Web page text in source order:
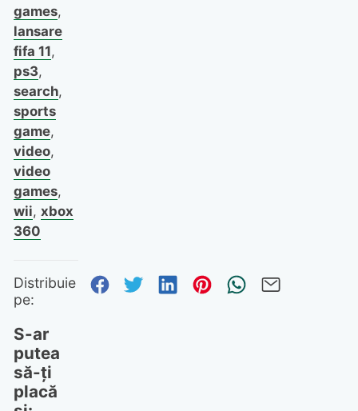
games,
lansare
fifa 11,
ps3,
search,
sports
game,
video,
video
games,
wii, xbox
360
Distribuie
pe:
Distribuie pe Facebook
Distribuie pe Twitter
Distribuie pe
Distribuie pe
Trimite
S-ar
putea
să-ți
placă